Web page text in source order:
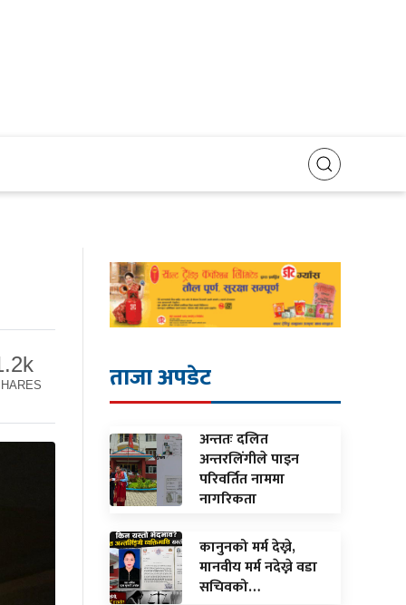
ताजा अपडेट
अन्ततः दलित
अन्तरलिंगीले पाइन
परिवर्तित नाममा
नागरिकता
कानुनको मर्म देख्ने,
मानवीय मर्म नदेख्ने वडा
सचिवको…